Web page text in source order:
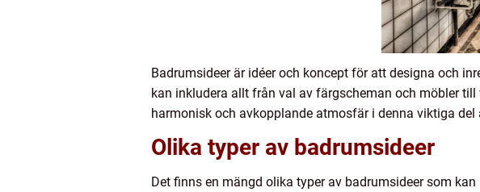
Badrumsideer är idéer och koncept för att designa och
kan inkludera allt från val av färgscheman och möbler
harmonisk och avkopplande atmosfär i denna viktiga del
Olika typer av badrumsideer
Det finns en mängd olika typer av badrumsideer som